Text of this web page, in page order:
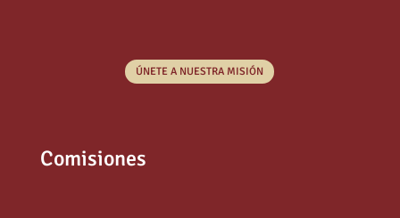
ÚNETE A NUESTRA MISIÓN
Comisiones